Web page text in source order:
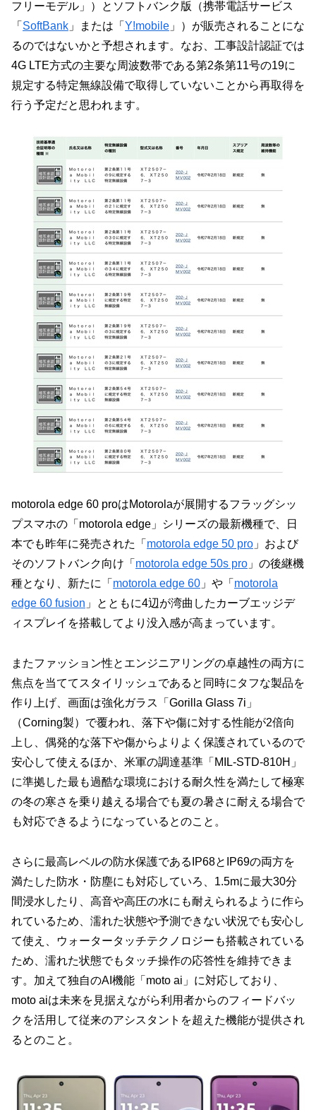
フリーモデル」）とソフトバンク版（携帯電話サービス
「 SoftBank 」または「 Y!mobile 」）が販売されることにな
るのではないかと予想されます。なお、工事設計認証では
4G LTE方式の主要な周波数帯である第2条第11号の19に
規定する特定無線設備で取得していないことから再取得を
行う予定だと思われます。
motorola edge 60 proはMotorolaが展開するフラッグシッ
プスマホの「motorola edge」シリーズの最新機種で、日
本でも昨年に発売された「 motorola edge 50 pro 」および
そのソフトバンク向け「 motorola edge 50s pro 」の後継機
種となり、新たに「 motorola edge 60 」や「 motorola
edge 60 fusion 」とともに4辺が湾曲したカーブエッジデ
ィスプレイを搭載してより没入感が高まっています。
またファッション性とエンジニアリングの卓越性の両方に
焦点を当ててスタイリッシュであると同時にタフな製品を
作り上げ、画面は強化ガラス「Gorilla Glass 7i」
（Corning製）で覆われ、落下や傷に対する性能が2倍向
上し、偶発的な落下や傷からよりよく保護されているので
安心して使えるほか、米軍の調達基準「MIL-STD-810H」
に準拠した最も過酷な環境における耐久性を満たして極寒
の冬の寒さを乗り越える場合でも夏の暑さに耐える場合で
も対応できるようになっているとのこと。
さらに最高レベルの防水保護であるIP68とIP69の両方を
満たした防水・防塵にも対応していろ、1.5mに最大30分
間浸水したり、高音や高圧の水にも耐えられるように作ら
れているため、濡れた状態や予測できない状況でも安心し
て使え、ウォータータッチテクノロジーも搭載されている
ため、濡れた状態でもタッチ操作の応答性を維持できま
す。加えて独自のAI機能「moto ai」に対応しており、
moto aiは未来を見据えながら利用者からのフィードバッ
クを活用して従来のアシスタントを超えた機能が提供され
るとのこと。